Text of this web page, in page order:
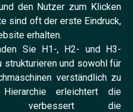
den Nutzer zum Klicken
sind oft der erste Eindruck,
erhalten.
Sie H1-, H2- und H3-
strukturieren und sowohl für
verständlich zu
erleichtert die
verbessert die